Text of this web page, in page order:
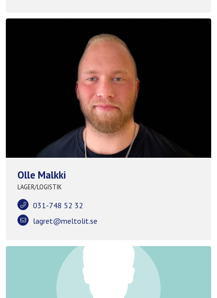
Olle Malkki
LAGER/LOGISTIK
031-748 52 32
lagret@meltolit.se